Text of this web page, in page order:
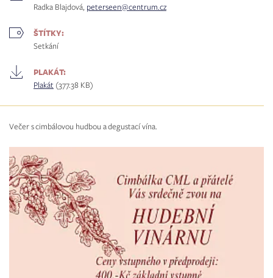
Radka Blajdová, peterseen@centrum.cz
ŠTÍTKY:
Setkání
PLAKÁT:
Plakát (377.38 KB)
Večer s cimbálovou hudbou a degustací vína.